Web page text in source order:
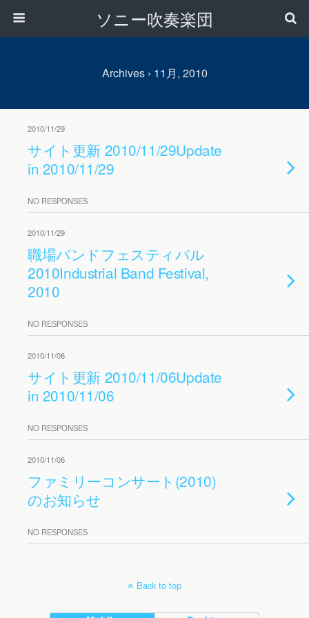
ソニー吹奏楽団
Archives › 11月, 2010
2010/11/29
サイト更新 2010/11/29Update
in 2010/11/29
NO RESPONSES
2010/11/29
職場バンドフェスティバル
2010Industrial Band Festival,
2010
NO RESPONSES
2010/11/06
サイト更新 2010/11/06Update
in 2010/11/06
NO RESPONSES
2010/11/06
ファミリーコンサート(2010)
のお知らせ
NO RESPONSES
Back to top